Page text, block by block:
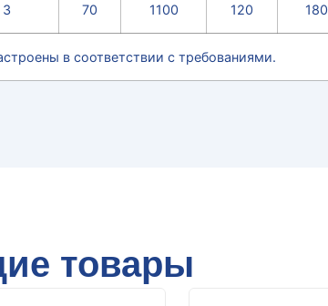
3 70 1100 120
в соответствии с требованиями.
товары